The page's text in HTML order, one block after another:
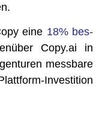
eine 18% bes­
Copy​.ai in
mess­ba­re
Inves­ti­ti­on